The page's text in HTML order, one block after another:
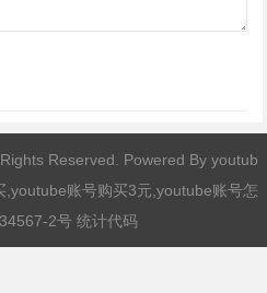
Reserved. Powered By youtub
账号购买3元,youtube账号怎
2号 统计代码